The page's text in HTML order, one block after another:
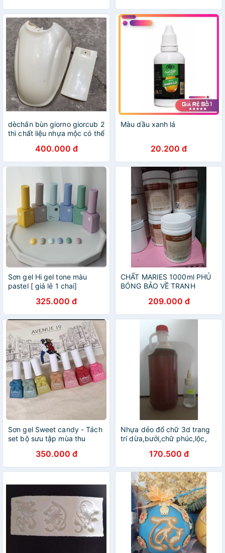
dèchắn bùn giorno giorcub 2
thì chất liệu nhựa mộc có thể
hợp với xe của bạn, gôm 2
miếng nhựa
400.000 đ
Màu dầu xanh lá
20.200 đ
Sơn gel Hi gel tone màu
pastel [ giá lẻ 1 chai]
325.000 đ
CHẤT MARIES 1000ml PHỦ
BÓNG BẢO VỀ TRANH
209.000 đ
Sơn gel Sweet candy - Tách
set bộ sưu tập mùa thu
350.000 đ
Nhựa dẻo đổ chữ 3d trang
trí dừa,bưởi,chữ phúc,lộc,
170.500 đ